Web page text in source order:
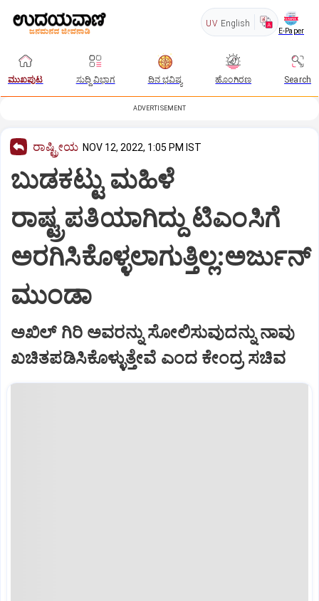
UV English
E-Paper
ಮುಖಪುಟ ಸುದ್ದಿ ವಿಭಾಗ ದಿನ ಭವಿಷ್ಯ ಹೊಂಗಿರಣ Search
ADVERTISEMENT
ರಾಷ್ಟ್ರೀಯ NOV 12, 2022, 1:05 PM IST
ಬುಡಕಟ್ಟು ಮಹಿಳೆ
ರಾಷ್ಟ್ರಪತಿಯಾಗಿದ್ದು ಟಿಎಂಸಿಗೆ
ಅರಗಿಸಿಕೊಳ್ಳಲಾಗುತ್ತಿಲ್ಲ:ಅರ್ಜುನ್
ಮುಂಡಾ
ಅಖಿಲ್ ಗಿರಿ ಅವರನ್ನು ಸೋಲಿಸುವುದನ್ನು ನಾವು
ಖಚಿತಪಡಿಸಿಕೊಳ್ಳುತ್ತೇವೆ ಎಂದ ಕೇಂದ್ರ ಸಚಿವ